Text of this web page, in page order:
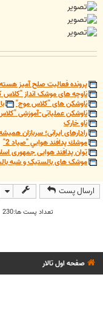
پرونده فعالیت صلح آمیز هسته
ناوچه های موشک انداز "کلاس
ناوشکن های "کلاس موج"
ناوشکن عملیاتی-آموزشی
ناو خارک
رادارهای ایرانی؛ سربازان
موشك پدافند هوايي "صياد 2"
توان پدافند هوایی جمهوری
موشک های بالستیک و شبه
ارسال پست
تعداد پست ها:230صفحه5
صفحه اول تالار